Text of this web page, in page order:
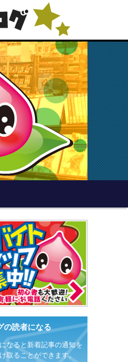
の読者になる
なると新着記事の通知を
取ることができます。